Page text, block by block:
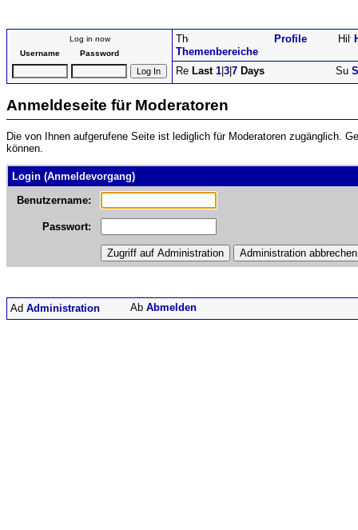
Log in now
Username
Password Themenbereiche
Profile
Last 1 3 7 Days
Anmeldeseite für Moderatoren
Die von Ihnen aufgerufene Seite ist lediglich für Moderatoren zugänglich.
können.
Login (Anmeldevorgang)
Benutzername:
Passwort:
Administration Abmelden